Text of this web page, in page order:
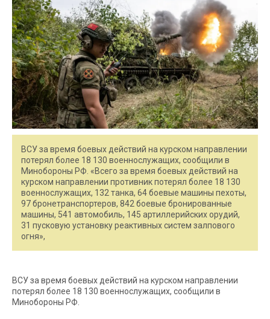
ВСУ за время боевых действий на курском направлении
потерял более 18 130 военнослужащих, сообщили в
Минобороны РФ. «Всего за время боевых действий на
курском направлении противник потерял более 18 130
военнослужащих, 132 танка, 64 боевые машины пехоты,
97 бронетранспортеров, 842 боевые бронированные
машины, 541 автомобиль, 145 артиллерийских орудий,
31 пусковую установку реактивных систем залпового
огня»,
ВСУ за время боевых действий на курском направлении
потерял более 18 130 военнослужащих, сообщили в
Минобороны РФ.